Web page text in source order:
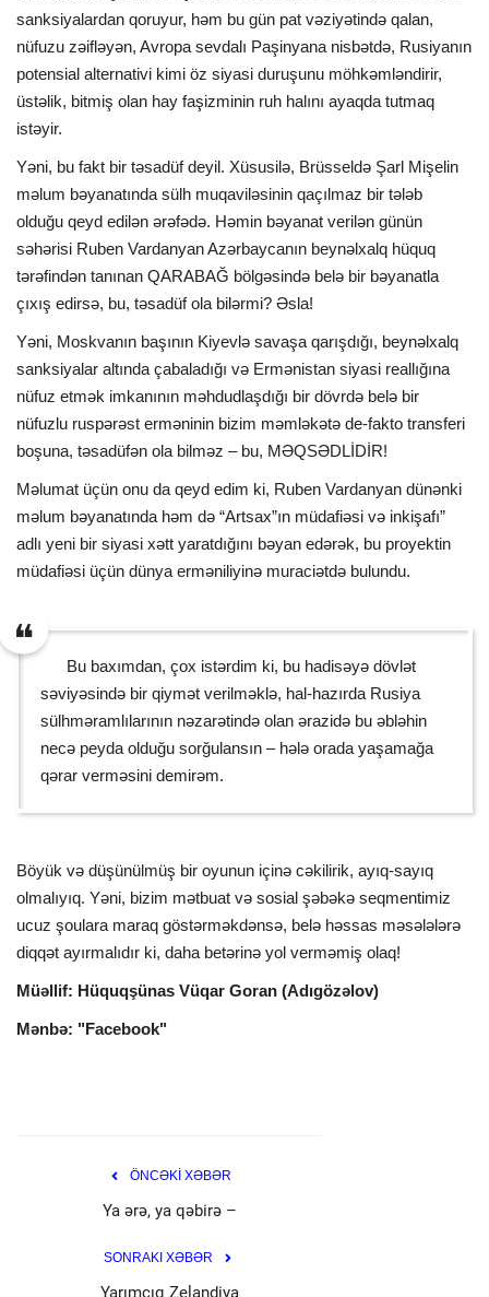
sanksiyalardan qoruyur, həm bu gün pat vəziyətində qalan,
nüfuzu zəifləyən, Avropa sevdalı Paşinyana nisbətdə, Rusiyanın
potensial alternativi kimi öz siyasi duruşunu möhkəmləndirir,
üstəlik, bitmiş olan hay faşizminin ruh halını ayaqda tutmaq
istəyir.
Yəni, bu fakt bir təsadüf deyil. Xüsusilə, Brüsseldə Şarl Mişelin
məlum bəyanatında sülh muqaviləsinin qaçılmaz bir tələb
olduğu qeyd edilən ərəfədə. Həmin bəyanat verilən günün
səhərisi Ruben Vardanyan Azərbaycanın beynəlxalq hüquq
tərəfindən tanınan QARABAĞ bölgəsində belə bir bəyanatla
çıxış edirsə, bu, təsadüf ola bilərmi? Əsla!
Yəni, Moskvanın başının Kiyevlə savaşa qarışdığı, beynəlxalq
sanksiyalar altında çabaladığı və Ermənistan siyasi reallığına
nüfuz etmək imkanının məhdudlaşdığı bir dövrdə belə bir
nüfuzlu ruspərəst erməninin bizim məmləkətə de-fakto transferi
boşuna, təsadüfən ola bilməz – bu, MƏQSƏDLİDİR!
Məlumat üçün onu da qeyd edim ki, Ruben Vardanyan dünənki
məlum bəyanatında həm də “Artsax”ın müdafiəsi və inkişafı”
adlı yeni bir siyasi xətt yaratdığını bəyan edərək, bu proyektin
müdafiəsi üçün dünya erməniliyinə muraciətdə bulundu.
Bu baxımdan, çox istərdim ki, bu hadisəyə dövlət
səviyəsində bir qiymət verilməklə, hal-hazırda Rusiya
sülhməramlılarının nəzarətində olan ərazidə bu əbləhin
necə peyda olduğu sorğulansın – hələ orada yaşamağa
qərar verməsini demirəm.
Böyük və düşünülmüş bir oyunun içinə cəkilirik, ayıq-sayıq
olmalıyıq. Yəni, bizim mətbuat və sosial şəbəkə seqmentimiz
ucuz şoulara maraq göstərməkdənsə, belə həssas məsələlərə
diqqət ayırmalıdır ki, daha betərinə yol verməmiş olaq!
Müəllif: Hüquqşünas Vüqar Goran (Adıgözəlov)
Mənbə: "Facebook"
ÖNCƏKİ XƏBƏR
Ya ərə, ya qəbirə –
SONRAKI XƏBƏR